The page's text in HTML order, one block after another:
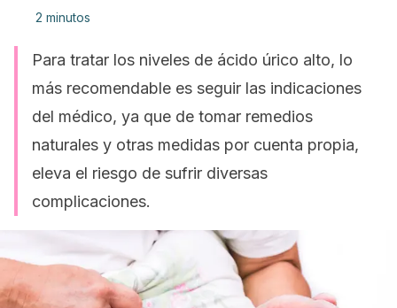
2 minutos
Para tratar los niveles de ácido úrico alto, lo
más recomendable es seguir las indicaciones
del médico, ya que de tomar remedios
naturales y otras medidas por cuenta propia,
eleva el riesgo de sufrir diversas
complicaciones.